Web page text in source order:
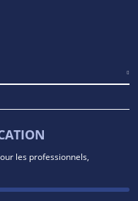
les professionnels,